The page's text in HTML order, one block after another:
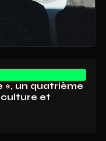
», un quatrième
et